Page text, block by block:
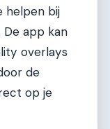
helpen bij
De app kan
overlays
de
op je